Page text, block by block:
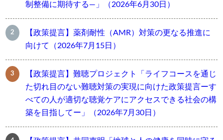
制整備に期待する―」（2026年6月30日）
【政策提言】薬剤耐性（AMR）対策の更なる推進に
向けて（2026年7月15日）
【政策提言】難聴プロジェクト「ライフコースを通じ
た切れ目のない難聴対策の実現に向けた政策提言ーす
べての人が適切な聴覚ケアにアクセスできる社会の構
築を目指してー」（2026年7月30日）